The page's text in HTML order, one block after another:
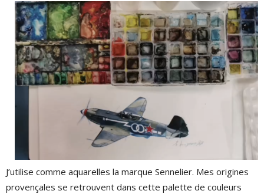
J’utilise comme aquarelles la marque Sennelier. Mes origines
provençales se retrouvent dans cette palette de couleurs